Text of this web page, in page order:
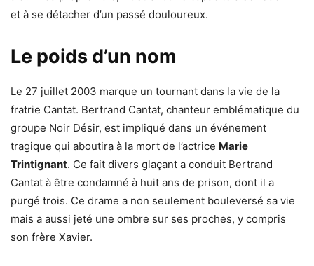
et à se détacher d’un passé douloureux.
Le poids d’un nom
Le 27 juillet 2003 marque un tournant dans la vie de la
fratrie Cantat. Bertrand Cantat, chanteur emblématique du
groupe Noir Désir, est impliqué dans un événement
tragique qui aboutira à la mort de l’actrice Marie
Trintignant. Ce fait divers glaçant a conduit Bertrand
Cantat à être condamné à huit ans de prison, dont il a
purgé trois. Ce drame a non seulement bouleversé sa vie
mais a aussi jeté une ombre sur ses proches, y compris
son frère Xavier.